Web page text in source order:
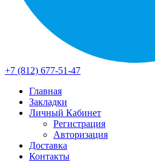
+7 (812) 677-51-47
Главная
Закладки
Личный Кабинет
Регистрация
Авторизация
Доставка
Контакты